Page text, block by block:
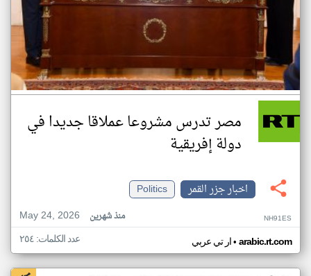
مصر تدرس مشروعا عملاقا جديدا في
دولة إفريقية
اخبار جزر القمر
Politics
May 24, 2026
منذ شهرين NH91ES
ار تي عربي• arabic.rt.com عدد الكلمات: ٢٥٤